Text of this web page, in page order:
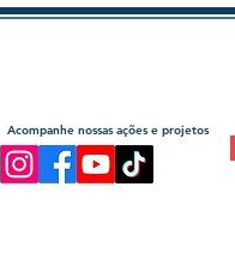
Acompanhe nossas ações e projetos